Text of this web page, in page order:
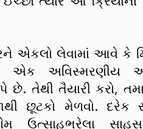
એકલો લેવામાં આવે કે
એક અવિસ્મરણીય
તેથી તૈયારી કરો,
છૂટકો મેળવો. દરેક